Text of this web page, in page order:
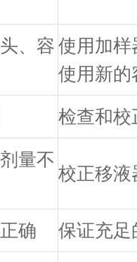
、容 使用加样
使用新的
检查和校
量不
校正移液
确 保证充足